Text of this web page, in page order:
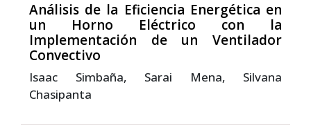
Análisis de la Eficiencia Energética en
un Horno Eléctrico con la
Implementación de un Ventilador
Convectivo
Isaac Simbaña, Sarai Mena, Silvana
Chasipanta